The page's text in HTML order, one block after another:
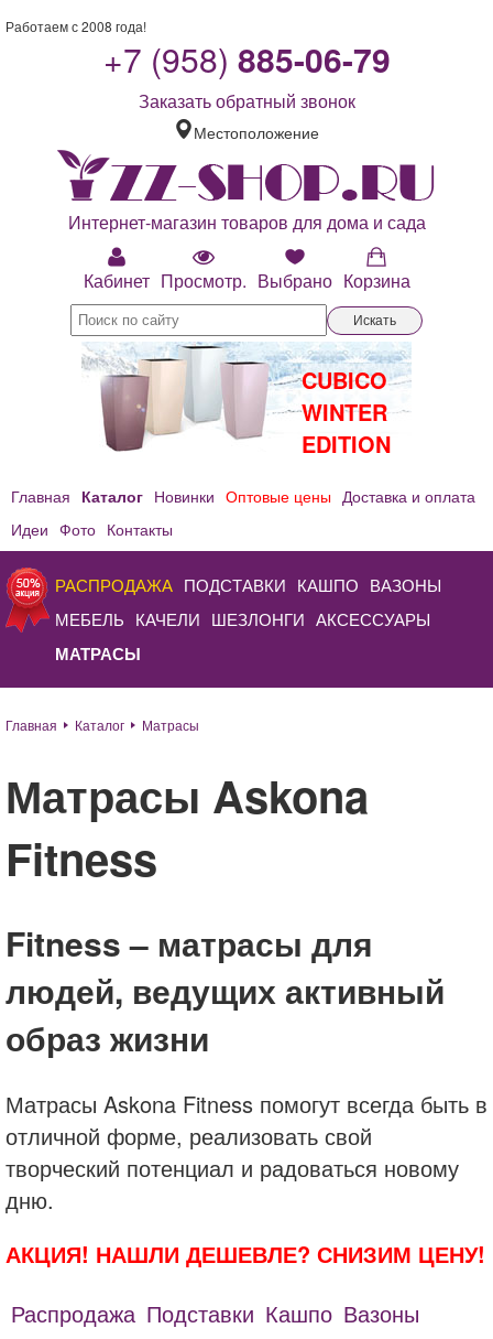
Работаем с 2008 года!
+7 (958) 885-06-79
Заказать обратный звонок
Местоположение
Интернет-магазин товаров для дома и сада
Кабинет Просмотр. Выбрано Корзина
Искать
CUBICO
WINTER
EDITION
Главная Каталог Новинки Оптовые цены Доставка и оплата
Идеи Фото Контакты
РАСПРОДАЖА ПОДСТАВКИ КАШПО ВАЗОНЫ
МЕБЕЛЬ КАЧЕЛИ ШЕЗЛОНГИ АКСЕССУАРЫ
МАТРАСЫ
Главная Каталог Матрасы
Матрасы Askona
Fitness
Fitness – матрасы для
людей, ведущих активный
образ жизни
Матрасы Askona Fitness помогут всегда быть в
отличной форме, реализовать свой
творческий потенциал и радоваться новому
дню.
АКЦИЯ! НАШЛИ ДЕШЕВЛЕ? СНИЗИМ ЦЕНУ!
Распродажа Подставки Кашпо Вазоны